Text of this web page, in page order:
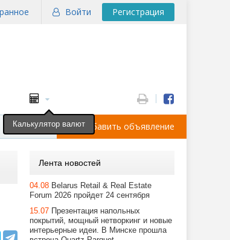
Войти Регистрация
Добавить объявление
Лента новостей
04.08 Belarus Retail & Real Estate
Forum 2026 пройдет 24 сентября
15.07 Презентация напольных
покрытий, мощный нетворкинг и новые
интерьерные идеи. В Минске прошла
Калькулятор валют